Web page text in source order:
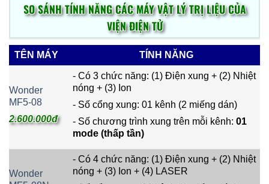
SO SÁNH TÍNH NĂNG CÁC MÁY VẬT LÝ TRỊ LIỆU CỦA
VIỆN ĐIỆN TỬ
TÊN MÁY TÍNH NĂNG
Wonder
MF5-08
2.600.000đ
- Có 3 chức năng: (1) Điện xung + (2) Nhiệt
nóng + (3) Ion
- Số cổng xung: 01 kênh (2 miếng dán)
- Số chương trình xung trên mỗi kênh: 01
mode (thấp tần)
Wonder
- Có 4 chức năng: (1) Điện xung + (2) Nhiệt
nóng + (3) Ion + (4) LASER